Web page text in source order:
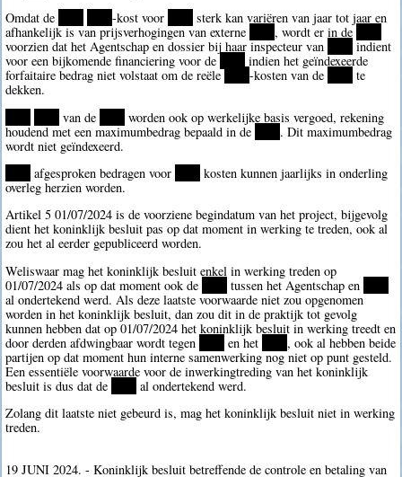
Omdat de
****-kost voor
sterk kan variëren van jaar tot jaar en
afhankelijk is van prijsverhogingen van externe
****, wordt er in de
voorzien dat het Agentschap en dossier bij haar inspecteur van
indient
voor een bijkomende financiering voor de
indien het geïndexeerde
forfaitaire bedrag niet volstaat om de reële
****-kosten van de
te
dekken.
van de
worden ook op werkelijke basis vergoed, rekening
houdend met een maximumbedrag bepaald in de
. Dit maximumbedrag
wordt niet geïndexeerd.
afgesproken bedragen voor
kosten kunnen jaarlijks in onderling
overleg herzien worden.
Artikel 5 01/07/2024 is de voorziene begindatum van het project, bijgevolg
dient het koninklijk besluit pas op dat moment in werking te treden, ook al
zou het al eerder gepubliceerd worden.
Weliswaar mag het koninklijk besluit enkel in werking treden op
01/07/2024 als op dat moment ook de
tussen het Agentschap en
al ondertekend werd. Als deze laatste voorwaarde niet zou opgenomen
worden in het koninklijk besluit, dan zou dit in de praktijk tot gevolg
kunnen hebben dat op 01/07/2024 het koninklijk besluit in werking treedt en
door derden afdwingbaar wordt tegen
en het
, ook al hebben beide
partijen op dat moment hun interne samenwerking nog niet op punt gesteld.
Een essentiële voorwaarde voor de inwerkingtreding van het koninklijk
besluit is dus dat de
al ondertekend werd.
Zolang dit laatste niet gebeurd is, mag het koninklijk besluit niet in werking
treden.
19 JUNI 2024. - Koninklijk besluit betreffende de controle en betaling van